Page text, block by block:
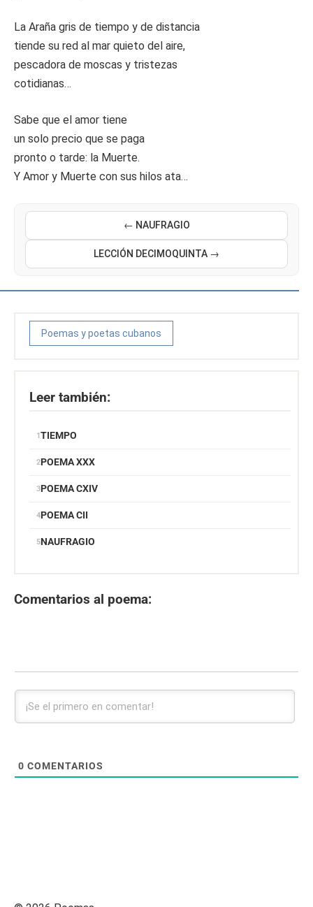
La Araña gris de tiempo y de distancia
tiende su red al mar quieto del aire,
pescadora de moscas y tristezas
cotidianas…
Sabe que el amor tiene
un solo precio que se paga
pronto o tarde: la Muerte.
Y Amor y Muerte con sus hilos ata…
← NAUFRAGIO
LECCIÓN DECIMOQUINTA →
Poemas y poetas cubanos
Leer también:
TIEMPO
POEMA XXX
POEMA CXIV
POEMA CII
NAUFRAGIO
Comentarios al poema:
0 COMENTARIOS